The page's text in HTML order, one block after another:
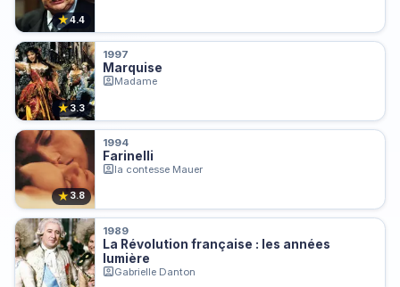
★4.4
★3.3
1997
Marquise
Madame
★3.8
1994
Farinelli
la contesse Mauer
1989
La Révolution française : les années
lumière
Gabrielle Danton